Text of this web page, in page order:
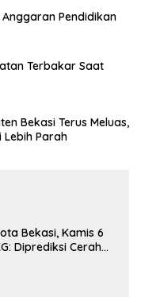
Anggaran Pendidikan
Terbakar Saat
Bekasi Terus Meluas,
Lebih Parah
Bekasi, Kamis 6
Diprediksi Cerah